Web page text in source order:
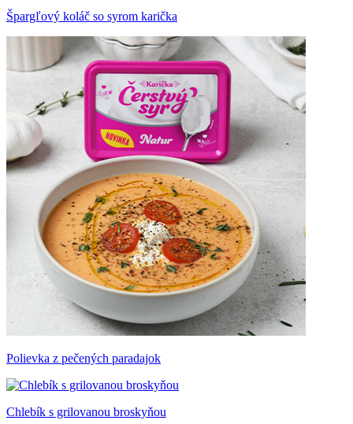
Špargľový koláč so syrom karička
Polievka z pečených paradajok
Chlebík s grilovanou broskyňou